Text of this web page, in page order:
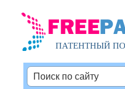
ПАТЕНТНЫЙ